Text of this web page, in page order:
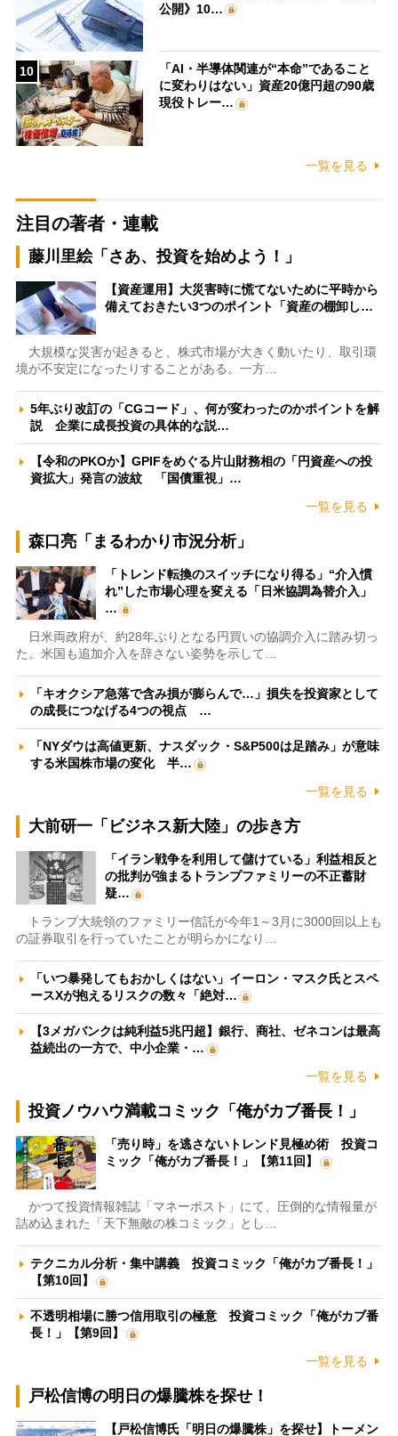
公開》10…
10
「AI・半導体関連が“本命”であること
に変わりはない」資産20億円超の90歳
現役トレー…
一覧を見る
注目の著者・連載
藤川里絵「さあ、投資を始めよう！」
【資産運用】大災害時に慌てないために平時から
備えておきたい3つのポイント「資産の棚卸し…
大規模な災害が起きると、株式市場が大きく動いたり、取引環
境が不安定になったりすることがある。一方…
5年ぶり改訂の「CGコード」、何が変わったのかポイントを解
説 企業に成長投資の具体的な説…
【令和のPKOか】GPIFをめぐる片山財務相の「円資産への投
資拡大」発言の波紋 「国債重視」…
一覧を見る
森口亮「まるわかり市況分析」
「トレンド転換のスイッチになり得る」“介入慣
れ”した市場心理を変える「日米協調為替介入」
…
日米両政府が、約28年ぶりとなる円買いの協調介入に踏み切っ
た。米国も追加介入を辞さない姿勢を示して…
「キオクシア急落で含み損が膨らんで…」損失を投資家として
の成長につなげる4つの視点 …
「NYダウは高値更新、ナスダック・S&P500は足踏み」が意味
する米国株市場の変化 半…
一覧を見る
大前研一「ビジネス新大陸」の歩き方
「イラン戦争を利用して儲けている」利益相反と
の批判が強まるトランプファミリーの不正蓄財
疑…
トランプ大統領のファミリー信託が今年1～3月に3000回以上も
の証券取引を行っていたことが明らかになり…
「いつ暴発してもおかしくはない」イーロン・マスク氏とスペ
ースXが抱えるリスクの数々「絶対…
【3メガバンクは純利益5兆円超】銀行、商社、ゼネコンは最高
益続出の一方で、中小企業・…
一覧を見る
投資ノウハウ満載コミック「俺がカブ番長！」
「売り時」を逃さないトレンド見極め術 投資コ
ミック「俺がカブ番長！」【第11回】
かつて投資情報雑誌「マネーポスト」にて、圧倒的な情報量が
詰め込まれた「天下無敵の株コミック」とし…
テクニカル分析・集中講義 投資コミック「俺がカブ番長！」
【第10回】
不透明相場に勝つ信用取引の極意 投資コミック「俺がカブ番
長！」【第9回】
一覧を見る
戸松信博の明日の爆騰株を探せ！
【戸松信博氏「明日の爆騰株」を探せ】トーメン